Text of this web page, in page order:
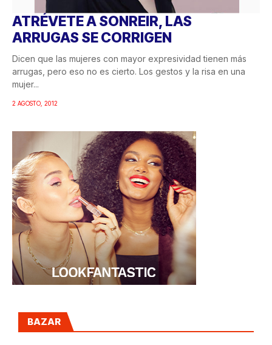
ATRÉVETE A SONREIR, LAS
ARRUGAS SE CORRIGEN
Dicen que las mujeres con mayor expresividad tienen más
arrugas, pero eso no es cierto. Los gestos y la risa en una
mujer...
2 AGOSTO, 2012
BAZAR